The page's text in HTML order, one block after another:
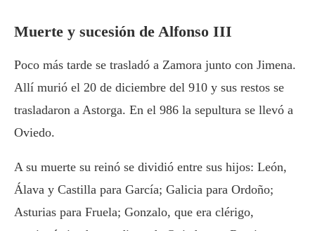
Muerte y sucesión de Alfonso III
Poco más tarde se trasladó a Zamora junto con Jimena.
Allí murió el 20 de diciembre del 910 y sus restos se
trasladaron a Astorga. En el 986 la sepultura se llevó a
Oviedo.
A su muerte su reinó se dividió entre sus hijos: León,
Álava y Castilla para García; Galicia para Ordoño;
Asturias para Fruela; Gonzalo, que era clérigo,